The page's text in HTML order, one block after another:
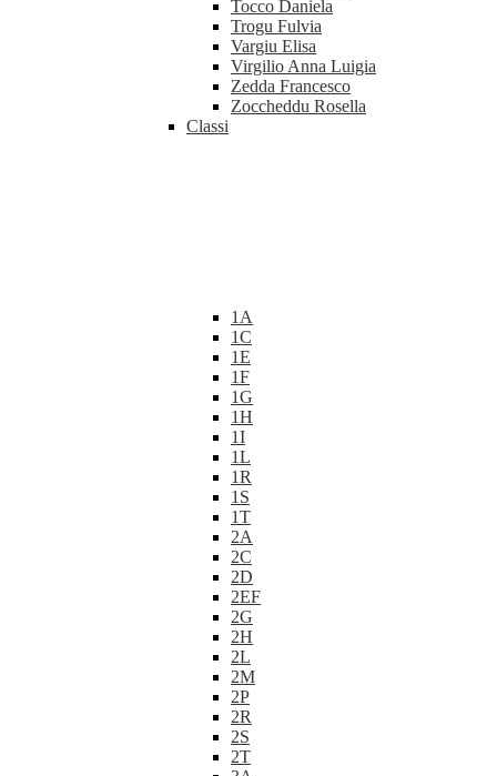
Tocco Daniela
Trogu Fulvia
Vargiu Elisa
Virgilio Anna Luigia
Zedda Francesco
Zoccheddu Rosella
Classi
1A
1C
1E
1F
1G
1H
1I
1L
1R
1S
1T
2A
2C
2D
2EF
2G
2H
2L
2M
2P
2R
2S
2T